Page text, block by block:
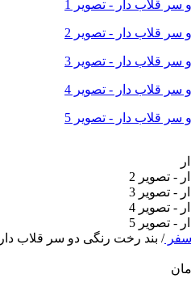
سفر/ بند رخت رنگی دو سر قلاب دار